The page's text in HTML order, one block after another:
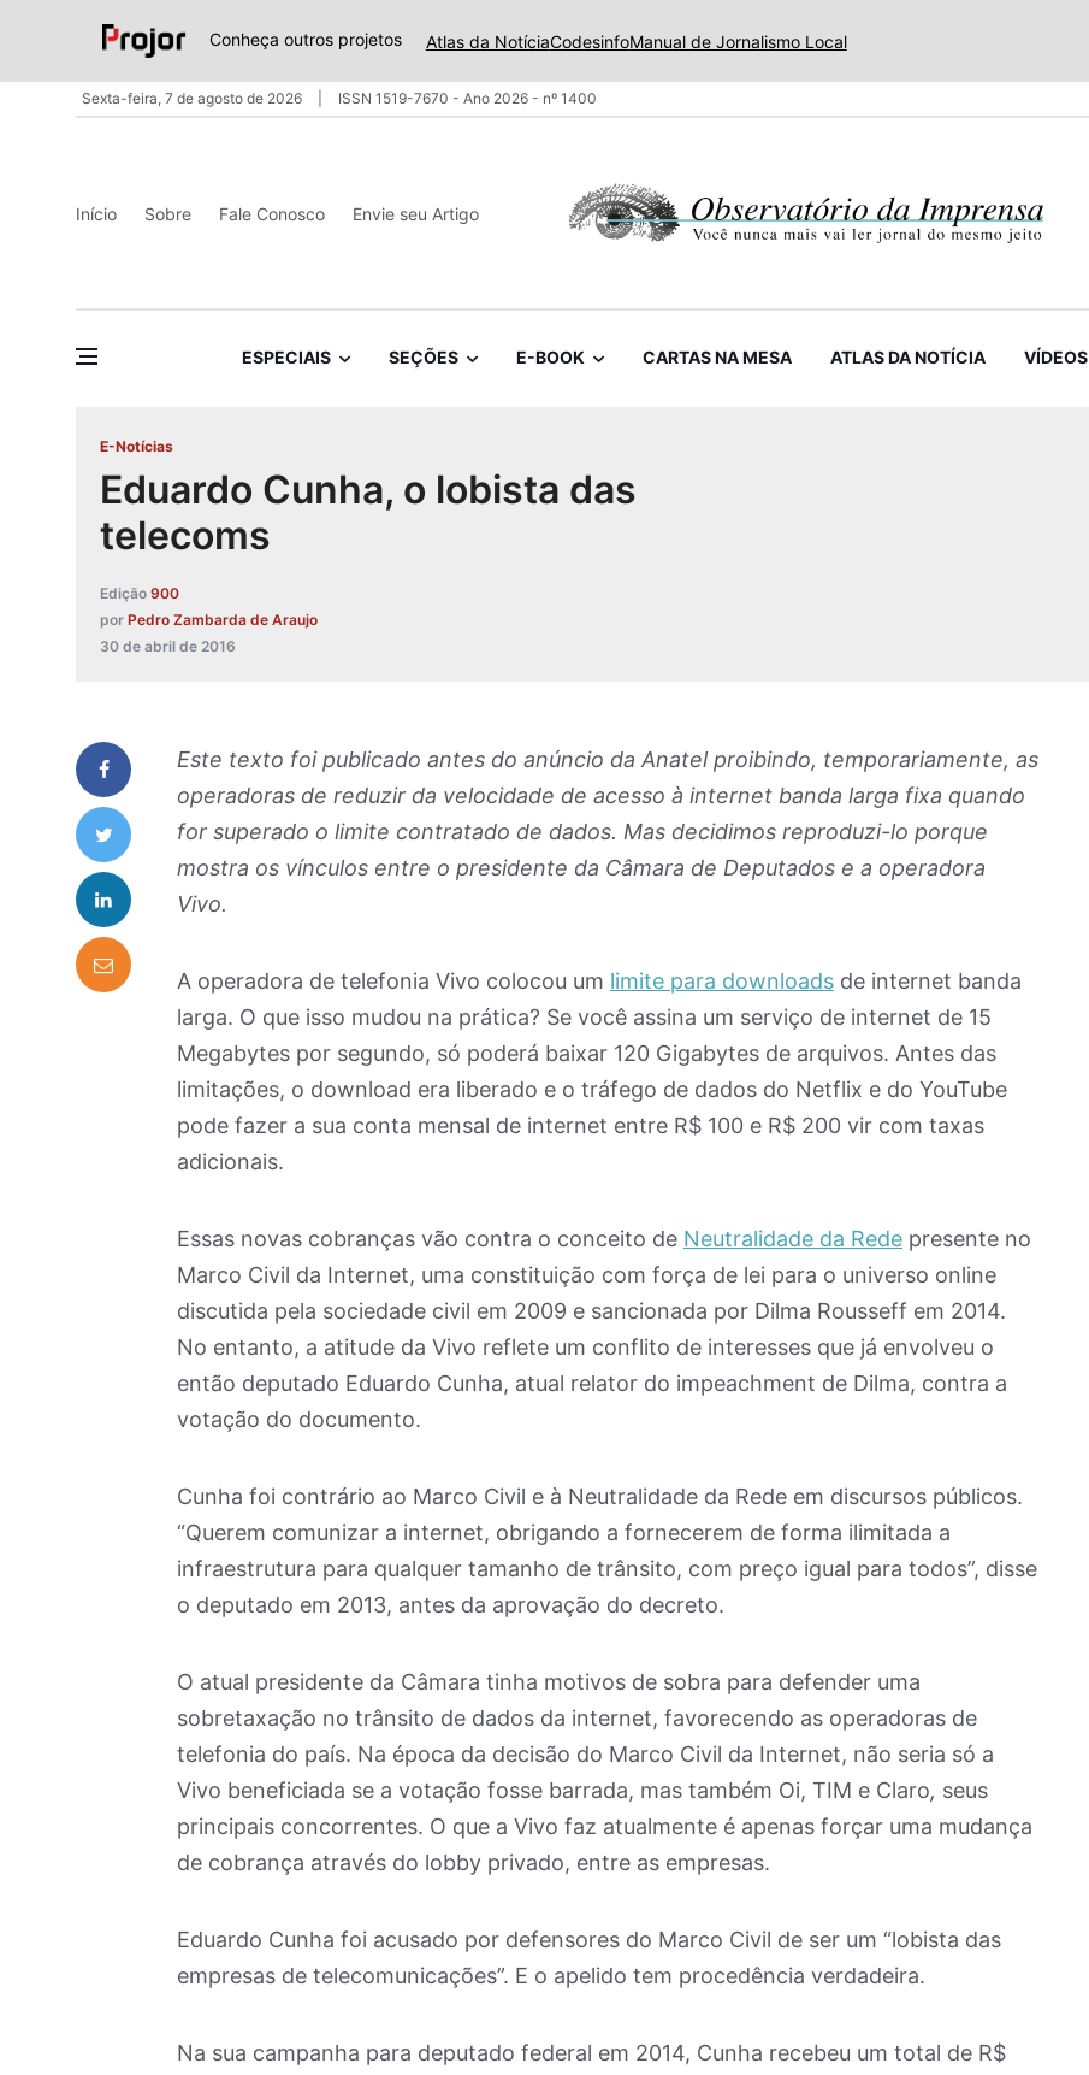
Conheça outros projetos Atlas da NotíciaCodesinfoManual de Jornalismo Local
Sexta-feira, 7 de agosto de 2026 ISSN 1519-7670 - Ano 2026 - nº 1400
Início Sobre Fale Conosco Envie seu Artigo
ESPECIAIS SEÇÕES E-BOOK CARTAS NA MESA ATLAS DA NOTÍCIA VÍDEOS
E-Notícias
Eduardo Cunha, o lobista das
telecoms
Edição 900
por Pedro Zambarda de Araujo
30 de abril de 2016
Este texto foi publicado antes do anúncio da Anatel proibindo, temporariamente, as
operadoras de reduzir da velocidade de acesso à internet banda larga fixa quando
for superado o limite contratado de dados. Mas decidimos reproduzi-lo porque
mostra os vínculos entre o presidente da Câmara de Deputados e a operadora
Vivo.
A operadora de telefonia Vivo colocou um limite para downloads de internet banda
larga. O que isso mudou na prática? Se você assina um serviço de internet de 15
Megabytes por segundo, só poderá baixar 120 Gigabytes de arquivos. Antes das
limitações, o download era liberado e o tráfego de dados do Netflix e do YouTube
pode fazer a sua conta mensal de internet entre R$ 100 e R$ 200 vir com taxas
adicionais.
Essas novas cobranças vão contra o conceito de Neutralidade da Rede presente no
Marco Civil da Internet, uma constituição com força de lei para o universo online
discutida pela sociedade civil em 2009 e sancionada por Dilma Rousseff em 2014.
No entanto, a atitude da Vivo reflete um conflito de interesses que já envolveu o
então deputado Eduardo Cunha, atual relator do impeachment de Dilma, contra a
votação do documento.
Cunha foi contrário ao Marco Civil e à Neutralidade da Rede em discursos públicos.
“Querem comunizar a internet, obrigando a fornecerem de forma ilimitada a
infraestrutura para qualquer tamanho de trânsito, com preço igual para todos”, disse
o deputado em 2013, antes da aprovação do decreto.
O atual presidente da Câmara tinha motivos de sobra para defender uma
sobretaxação no trânsito de dados da internet, favorecendo as operadoras de
telefonia do país. Na época da decisão do Marco Civil da Internet, não seria só a
Vivo beneficiada se a votação fosse barrada, mas também Oi, TIM e Claro, seus
principais concorrentes. O que a Vivo faz atualmente é apenas forçar uma mudança
de cobrança através do lobby privado, entre as empresas.
Eduardo Cunha foi acusado por defensores do Marco Civil de ser um “lobista das
empresas de telecomunicações”. E o apelido tem procedência verdadeira.
Na sua campanha para deputado federal em 2014, Cunha recebeu um total de R$